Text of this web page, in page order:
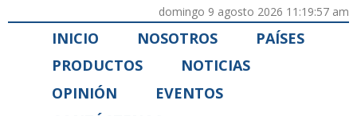
domingo 9 agosto 2026 11:19:57 am
INICIO NOSOTROS
PAÍSES
PRODUCTOS
NOTICIAS
OPINIÓN
EVENTOS